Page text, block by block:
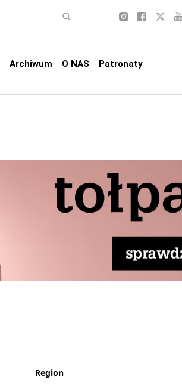
Archiwum O NAS Patronaty
Region